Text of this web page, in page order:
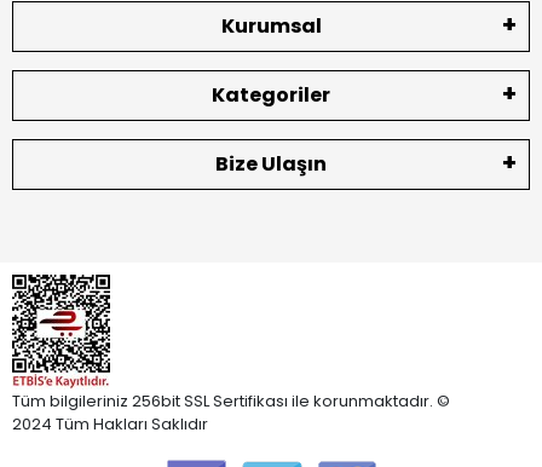
Kurumsal
Kategoriler
Bize Ulaşın
Tüm bilgileriniz 256bit SSL Sertifikası ile korunmaktadır. ©
2024 Tüm Hakları Saklıdır